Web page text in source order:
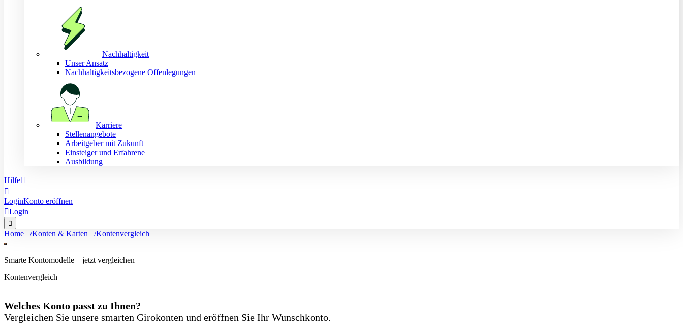
Nachhaltigkeit
Unser Ansatz
Nachhaltigkeitsbezogene Offenlegungen
Karriere
Stellenangebote
Arbeitgeber mit Zukunft
Einsteiger und Erfahrene
Ausbildung
Hilfe

LoginKonto eröffnen
Login

Home Konten & Karten Kontenvergleich
Smarte Kontomodelle – jetzt vergleichen
Kontenvergleich
Welches Konto passt zu Ihnen?
Vergleichen Sie unsere smarten Girokonten und eröffnen Sie Ihr Wunschkonto.